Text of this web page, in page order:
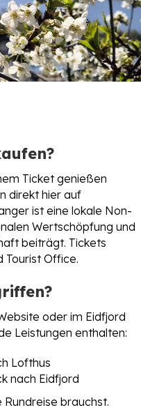
Ticket genießen
direkt hier auf
ist eine lokale Non-
Wertschöpfung und
beiträgt. Tickets
Tourist Office.
oder im Eidfjord
Leistungen enthalten:
Lofthus
nach Eidfjord
brauchst.